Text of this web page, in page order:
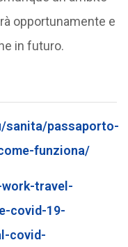
opportunamente e
in futuro.
sanita/passaporto-
funziona/
travel-
covid-19-
covid-